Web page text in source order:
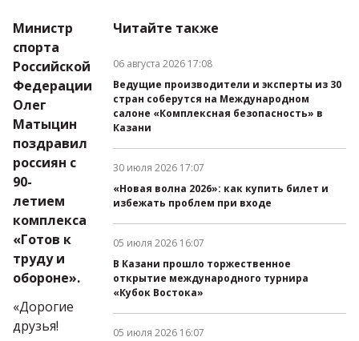
Министр
спорта
Российской
Федерации
Олег
Матыцин
поздравил
россиян с
90-
летием
комплекса
«Готов к
труду и
обороне».
«Дорогие
друзья!
Читайте также
Дата публикации:
06 августа 2026 17:08
Ведущие производители и эксперты из 30
стран соберутся на Международном
салоне «Комплексная безопасность» в
Казани
Дата публикации:
30 июля 2026 17:07
«Новая волна 2026»: как купить билет и
избежать проблем при входе
Дата публикации:
05 июля 2026 16:07
В Казани прошло торжественное
открытие международного турнира
«Кубок Востока»
05 июля 2026 16:07